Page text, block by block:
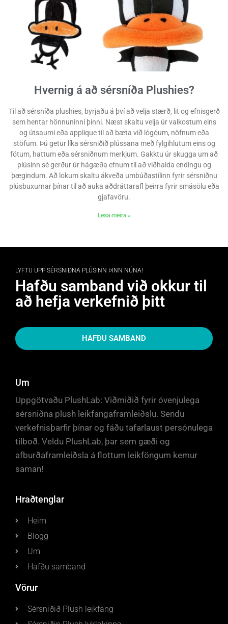
Hvernig á að sérsníða Plushies?
Til að sérsníða plushies, byrjaðu á því að velja stærð, lit og efnisgerð
sem hentar hönnuninni þinni. Næst skaltu velja úr valkostum eins
og útsaumi eða applique til að bæta við lógóum, nöfnum eða
stöfum. Þú getur líka sérsniðið plússana með fylgihlutum eins og
fötum, hattum eða sérsniðnum merkjum. Gakktu úr skugga um að
plúsinn sé gerður úr hágæða efnum til að viðhalda endingu og
þægindum. Að lokum skaltu ákveða umbúðastílinn fyrir sérsniðnu
plúsbuxurnar þínar til að auka aðdráttarafl þeirra fyrir smásölu eða
gjafavöru.
Lesa meira »
LYFTU UPP SÉRSNIÐNA PLÚSINN ÞINN NÚNA!
Hafðu samband við okkur til
að hefja verkefnið þitt
HAFÐU SAMBAND
Um
Uppgötvaðu PlushLab: Viðmiðið fyrir óvenjulega
sérsniðna plush leikfangaframleiðslu. Sendu
verkefnisþarfir þínar og fáðu tafarlaust persónulega
tilboð. Veldu PlushLab, þar sem gæði og
afburðaframleiðsla á flottum leikföngum kemur
saman!
Hraðtenglar
Heim
Blogg
Um
Hafðu samband
Vörur
Sérsniðið Plush leikfang